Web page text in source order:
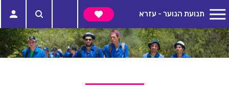
תנועת הנוער - עזרא